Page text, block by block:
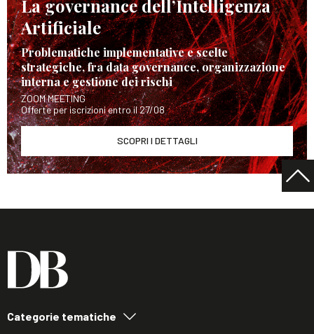
La governance dell’Intelligenza
Artificiale
Problematiche implementative e scelte
strategiche, fra data governance, organizzazione
interna e gestione dei rischi
ZOOM MEETING
Offerte per iscrizioni entro il 27/08
SCOPRI I DETTAGLI
Categorie tematiche